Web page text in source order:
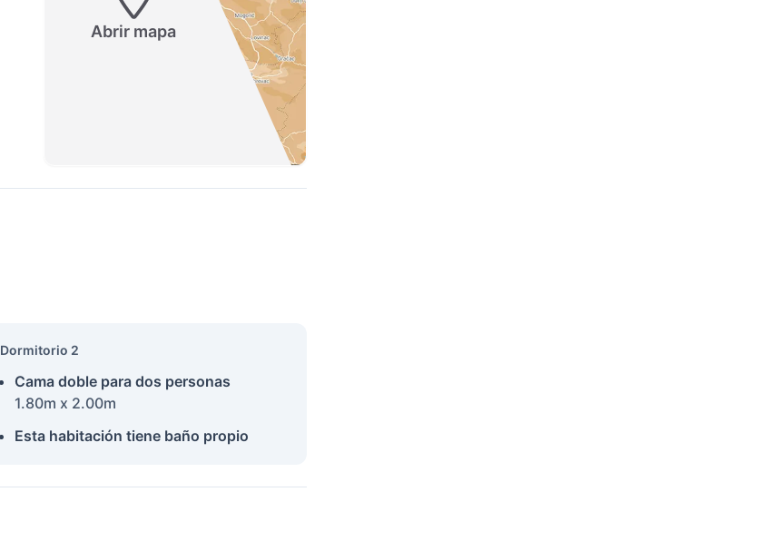
Abrir mapa
Dormitorio 2
Cama doble para dos personas
1.80m x 2.00m
Esta habitación tiene baño propio